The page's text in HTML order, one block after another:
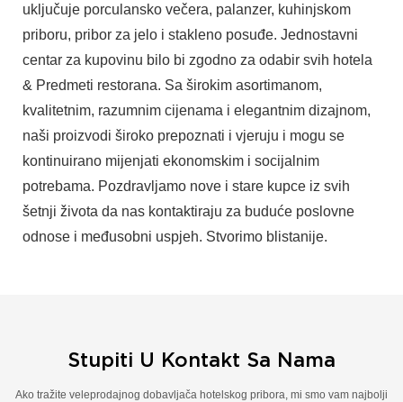
uključuje porculansko večera, palanzer, kuhinjskom
priboru, pribor za jelo i stakleno posuđe. Jednostavni
centar za kupovinu bilo bi zgodno za odabir svih hotela
& Predmeti restorana. Sa širokim asortimanom,
kvalitetnim, razumnim cijenama i elegantnim dizajnom,
naši proizvodi široko prepoznati i vjeruju i mogu se
kontinuirano mijenjati ekonomskim i socijalnim
potrebama. Pozdravljamo nove i stare kupce iz svih
šetnji života da nas kontaktiraju za buduće poslovne
odnose i međusobni uspjeh. Stvorimo blistanije.
Stupiti U Kontakt Sa Nama
Ako tražite veleprodajnog dobavljača hotelskog pribora, mi smo vam najbolji